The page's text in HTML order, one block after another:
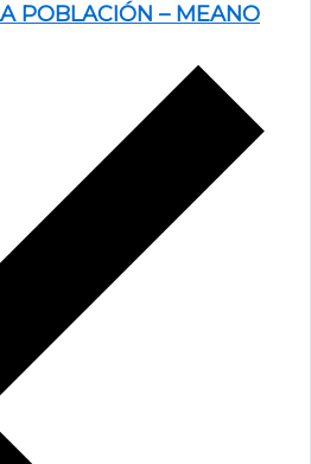
POBLACIÓN – MEANO